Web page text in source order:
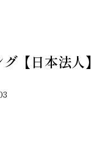
【日本法人